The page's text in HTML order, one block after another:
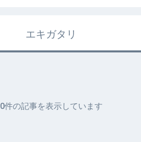
エキガタリ
0件の記事を表示しています